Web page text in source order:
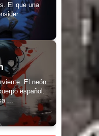
El que una
El neón
español.
...